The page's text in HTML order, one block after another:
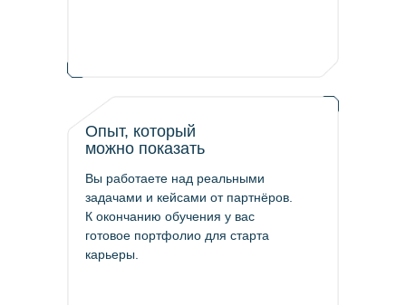
Опыт, который
можно показать
Вы работаете над реальными
задачами и кейсами от партнёров.
К окончанию обучения у вас
готовое портфолио для старта
карьеры.